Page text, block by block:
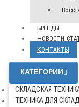
БРЕНДЫ
НОВОСТИ,
КОНТАКТЫ
КАТЕГОРИИ
СКЛАДСКАЯ
ТЕХНИКА ДЛЯ